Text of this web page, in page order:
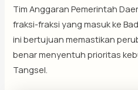
Tim Anggaran Pemerintah
fraksi-fraksi yang masuk ke
ini bertujuan memastikan
benar menyentuh prioritas
Tangsel.